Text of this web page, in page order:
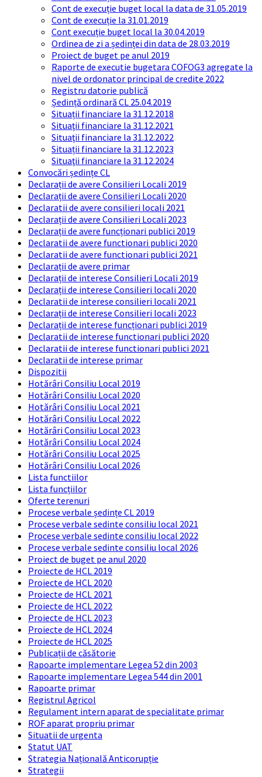
Cont de execuție buget local la data de 31.05.2019
Cont de execuție la 31.01.2019
Cont execuție buget local la 30.04.2019
Ordinea de zi a ședinței din data de 28.03.2019
Proiect de buget pe anul 2019
Raporte de executie bugetara COFOG3 agregate la
nivel de ordonator principal de credite 2022
Registru datorie publică
Ședință ordinară CL 25.04.2019
Situații financiare la 31.12.2018
Situaţii financiare la 31.12.2021
Situaţii financiare la 31.12.2022
Situații financiare la 31.12.2023
Situaţii financiare la 31.12.2024
Convocări ședințe CL
Declarații de avere Consilieri Locali 2019
Declarații de avere Consilieri Locali 2020
Declaratii de avere consilieri locali 2021
Declarații de avere Consilieri Locali 2023
Declarații de avere funcționari publici 2019
Declaratii de avere functionari publici 2020
Declaratii de avere functionari publici 2021
Declarații de avere primar
Declarații de interese Consilieri Locali 2019
Declarații de interese Consilieri locali 2020
Declaratii de interese consilieri locali 2021
Declarații de interese Consilieri locali 2023
Declarații de interese funcționari publici 2019
Declaratii de interese functionari publici 2020
Declaratii de interese functionari publici 2021
Declaratii de interese primar
Dispozitii
Hotărâri Consiliu Local 2019
Hotărâri Consiliu Local 2020
Hotărâri Consiliu Local 2021
Hotărâri Consiliu Local 2022
Hotărâri Consiliu Local 2023
Hotărâri Consiliu Local 2024
Hotărâri Consiliu Local 2025
Hotărâri Consiliu Local 2026
Lista functiilor
Lista funcțiilor
Oferte terenuri
Procese verbale ședințe CL 2019
Procese verbale sedinte consiliu local 2021
Procese verbale sedinte consiliu local 2022
Procese verbale sedinte consiliu local 2026
Proiect de buget pe anul 2020
Proiecte de HCL 2019
Proiecte de HCL 2020
Proiecte de HCL 2021
Proiecte de HCL 2022
Proiecte de HCL 2023
Proiecte de HCL 2024
Proiecte de HCL 2025
Publicații de căsătorie
Rapoarte implementare Legea 52 din 2003
Rapoarte implementare Legea 544 din 2001
Rapoarte primar
Registrul Agricol
Regulament intern aparat de specialitate primar
ROF aparat propriu primar
Situatii de urgenta
Statut UAT
Strategia Națională Anticorupție
Strategii